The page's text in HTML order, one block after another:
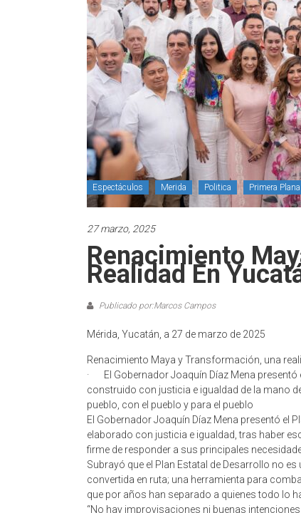
Espectáculos Merida Politica Primera Plana
27 marzo, 2025
Renacimiento
Realidad En
Publicado por:Marcos Campos
Mérida, Yucatán, a 27 de marzo de 2025
Renacimiento Maya y Transformación, una
· El Gobernador Joaquín Díaz Mena presentó
construido con justicia e igualdad de la mano
pueblo, con el pueblo y para el pueblo
El Gobernador Joaquín Díaz Mena presentó el
elaborado con justicia e igualdad, tras haber
firme de responder a sus principales
Subrayó que el Plan Estatal de Desarrollo no
convertida en ruta; una herramienta para
que por años han separado a quienes todo lo
“No hay improvisaciones ni buenas